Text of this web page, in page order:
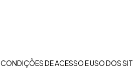
CONDIÇÕES DE ACESSO E USO DOS